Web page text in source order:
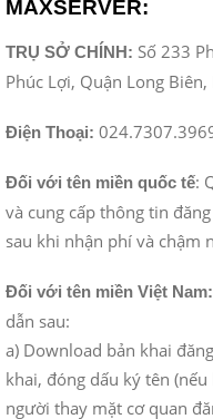
MAXSERVER:
TRỤ SỞ CHÍNH: Số 233
Phúc Lợi, Quận Long Biên,
Điện Thoại:
Đối với tên miền quốc tế:
và cung cấp thông tin
sau khi nhận phí và chậm
Đối với tên miền Việt Nam:
dẫn sau:
a) Download bản khai
khai, đóng dấu ký tên
người thay mặt cơ quan